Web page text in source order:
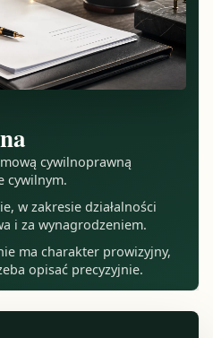
cywilnoprawną
cywilnym.
w zakresie działalności
i za wynagrodzeniem.
ma charakter prowizyjny,
opisać precyzyjnie.